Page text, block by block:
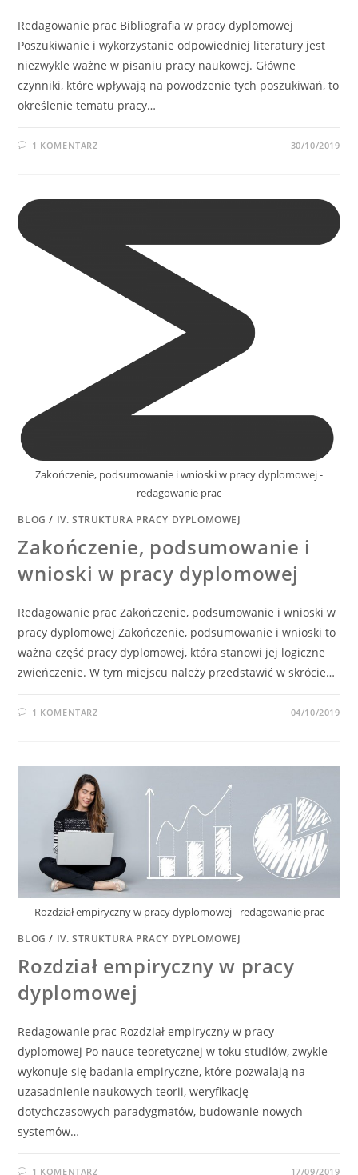
Redagowanie prac Bibliografia w pracy dyplomowej
Poszukiwanie i wykorzystanie odpowiedniej literatury jest
niezwykle ważne w pisaniu pracy naukowej. Główne
czynniki, które wpływają na powodzenie tych poszukiwań, to
określenie tematu pracy…
1 KOMENTARZ 30/10/2019
Zakończenie, podsumowanie i wnioski w pracy dyplomowej -
redagowanie prac
BLOG / IV. STRUKTURA PRACY DYPLOMOWEJ
Zakończenie, podsumowanie i
wnioski w pracy dyplomowej
Redagowanie prac Zakończenie, podsumowanie i wnioski w
pracy dyplomowej Zakończenie, podsumowanie i wnioski to
ważna część pracy dyplomowej, która stanowi jej logiczne
zwieńczenie. W tym miejscu należy przedstawić w skrócie…
1 KOMENTARZ 04/10/2019
Rozdział empiryczny w pracy dyplomowej - redagowanie prac
BLOG / IV. STRUKTURA PRACY DYPLOMOWEJ
Rozdział empiryczny w pracy
dyplomowej
Redagowanie prac Rozdział empiryczny w pracy
dyplomowej Po nauce teoretycznej w toku studiów, zwykle
wykonuje się badania empiryczne, które pozwalają na
uzasadnienie naukowych teorii, weryfikację
dotychczasowych paradygmatów, budowanie nowych
systemów…
1 KOMENTARZ 17/09/2019